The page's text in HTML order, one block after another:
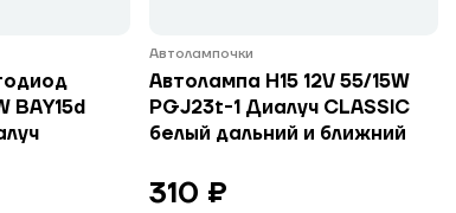
ВАY15d
Автолампочки
Автолампа H15 12V 55/15W
PGJ23t-1 Диалуч CLASSIC
белый дальний и ближний
310 ₽